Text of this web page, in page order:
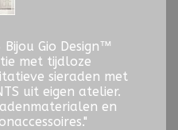
Gio Design™
met tijdloze
sieraden met
uit eigen atelier.
en